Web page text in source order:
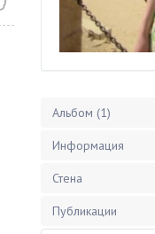
Альбом (1)
Информация
Стена
Публикации